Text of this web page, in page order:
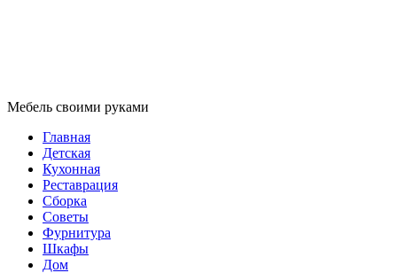
Мебель своими руками
Главная
Детская
Кухонная
Реставрация
Сборка
Советы
Фурнитура
Шкафы
Дом